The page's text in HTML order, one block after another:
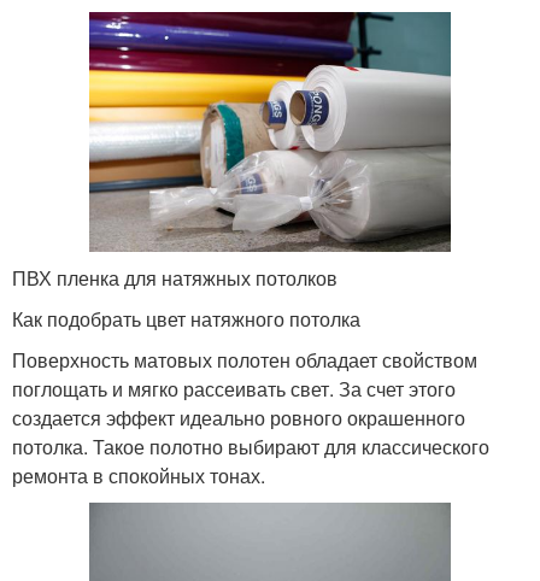
ПВХ пленка для натяжных потолков
Как подобрать цвет натяжного потолка
Поверхность матовых полотен обладает свойством
поглощать и мягко рассеивать свет. За счет этого
создается эффект идеально ровного окрашенного
потолка. Такое полотно выбирают для классического
ремонта в спокойных тонах.